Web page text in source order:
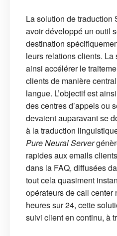
La solution de traduction
avoir développé un outil
destination
leurs relations clients.
ainsi accélérer le
clients de manière
langue. L’objectif est
des centres d’appels ou
devaient auparavant se
à la traduction
Pure Neural Server
rapides aux emails
dans la FAQ, diffusées
tout cela quasiment
opérateurs de call center
heures sur 24, cette
suivi client en continu, à